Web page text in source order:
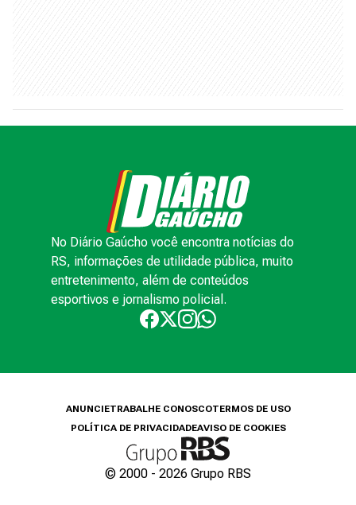
No Diário Gaúcho você encontra notícias do
RS, informações de utilidade pública, muito
entretenimento, além de conteúdos
esportivos e jornalismo policial.
ANUNCIETRABALHE CONOSCOTERMOS DE USO
POLÍTICA DE PRIVACIDADEAVISO DE COOKIES
© 2000 - 2026 Grupo RBS